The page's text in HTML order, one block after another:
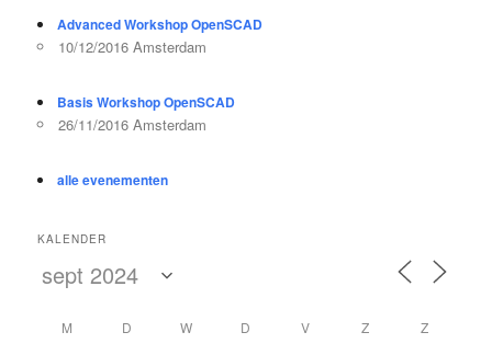
Advanced Workshop OpenSCAD
10/12/2016 Amsterdam
Basis Workshop OpenSCAD
26/11/2016 Amsterdam
alle evenementen
KALENDER
M D W D V Z Z